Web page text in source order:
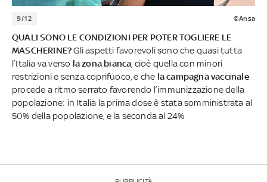
9/12 ©Ansa
QUALI SONO LE CONDIZIONI PER POTER TOGLIERE LE
MASCHERINE?Gli aspetti favorevoli sono che quasi tutta
l’Italia va verso la zona bianca, cioè quella con minori
restrizioni e senza coprifuoco, e che la campagna vaccinale
procede a ritmo serrato favorendo l’immunizzazione della
popolazione: in Italia la prima dose è stata somministrata al
50% della popolazione, e la seconda al 24%